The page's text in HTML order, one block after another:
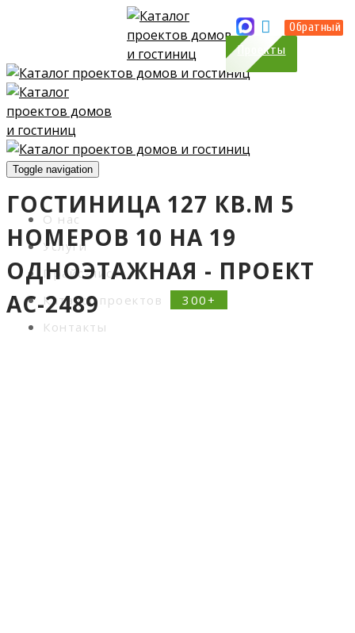
Проекты
Обратный
Toggle navigation
О нас
Услуги
Прайс-лист
Каталог проектов
Контакты
ГОСТИНИЦА 127 КВ.М 5
НОМЕРОВ 10 НА 19
ОДНОЭТАЖНАЯ - ПРОЕКТ
АС-2489